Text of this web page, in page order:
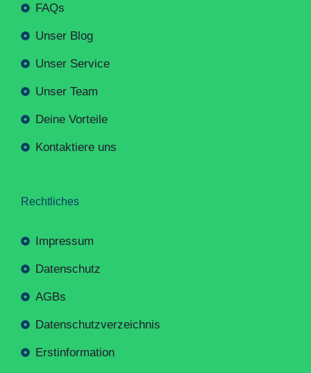
FAQs
Unser Blog
Unser Service
Unser Team
Deine Vorteile
Kontaktiere uns
Rechtliches
Impressum
Datenschutz
AGBs
Datenschutzverzeichnis
Erstinformation